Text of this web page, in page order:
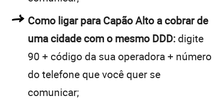
Como ligar para Capão Alto a cobrar de
uma cidade com o mesmo DDD: digite
90 + código da sua operadora + número
do telefone que você quer se
comunicar;